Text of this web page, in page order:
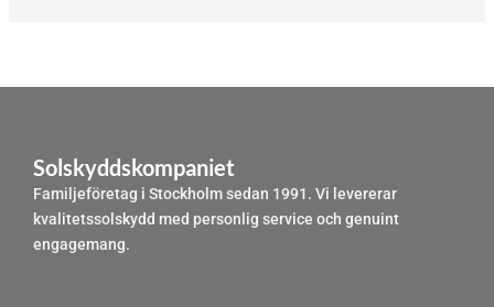
Solskyddskompaniet
Familjeföretag i Stockholm sedan 1991. Vi levererar
kvalitetssolskydd med personlig service och genuint
engagemang.